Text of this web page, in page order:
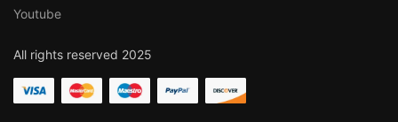
Youtube
All rights reserved 2025